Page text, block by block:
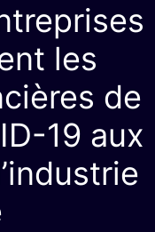
les
de
19 aux